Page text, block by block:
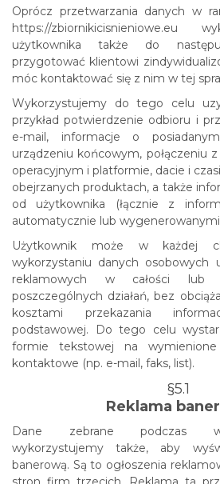
Oprócz przetwarzania danych w
https://zbiornikicisnieniowe.eu
użytkownika także do
przygotować klientowi
móc kontaktować się z nim w tej
Wykorzystujemy do tego celu
przykład potwierdzenie odbioru i
e-mail, informacje o
urządzeniu końcowym, połączeniu
operacyjnym i platformie, dacie i
obejrzanych produktach, a także
od użytkownika (łącznie z
automatycznie lub
Użytkownik może w każdej
wykorzystaniu danych osobowych
reklamowych w całości
poszczególnych działań, bez
kosztami przekazania
podstawowej. Do tego celu
formie tekstowej na
kontaktowe (np. e-mail, faks, list).
§5.1
Reklama
Dane zebrane podczas
wykorzystujemy także, aby
banerową. Są to ogłoszenia